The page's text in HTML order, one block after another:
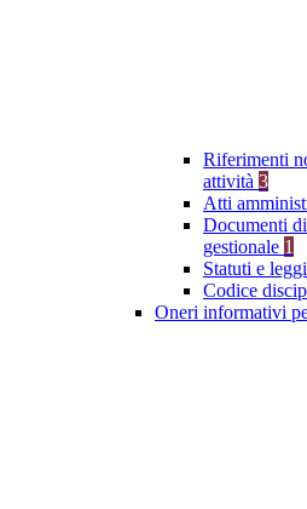
Riferimenti
attività 3
Atti
Documenti
gestionale 1
Statuti e
Codice
Oneri informativi